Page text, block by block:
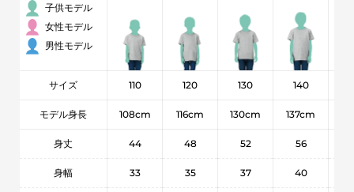
子供モデル
女性モデル
男性モデル
サイズ 110 120 130 140
モデル身長 108cm 116cm 130cm 137cm
身丈 44 48 52 56
身幅 33 35 37 40